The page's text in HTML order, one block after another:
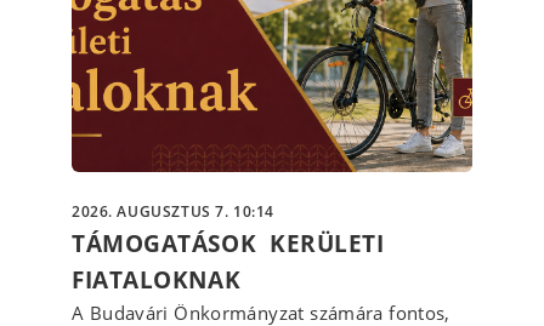
2026. AUGUSZTUS 7. 10:14
TÁMOGATÁSOK KERÜLETI
FIATALOKNAK
A Budavári Önkormányzat számára fontos,